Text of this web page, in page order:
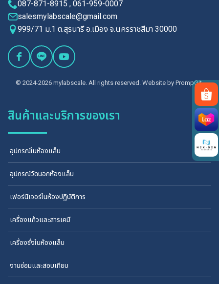
Search
087-871-8915 , 061-959-0007
salesmylabscale@gmail.com
999/71 ม.1 ต.สุรนารี อ.เมือง จ.นครราชสีมา 30000
© 2024-2026 mylabscale. All rights reserved. Website by PrompGit.
สินค้าและบริการของเรา
อุปกรณ์ในห้องแล็บ
อุปกรณ์วัดนอกห้องแล็บ
เฟอร์นิเจอร์ในห้องปฏิบัติการ
เครื่องแก้วและสารเคมี
เครื่องชั่งในห้องแล็บ
งานซ่อมและสอบเทียบ